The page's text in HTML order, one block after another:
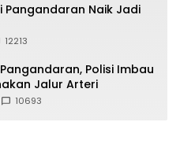
Pangandaran Naik Jadi
12213
Polisi Imbau
Jalur Arteri
10693